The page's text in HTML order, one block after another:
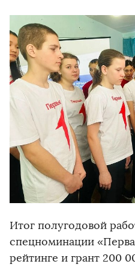
Итог полугодовой
спецноминации
рейтинге и грант 200